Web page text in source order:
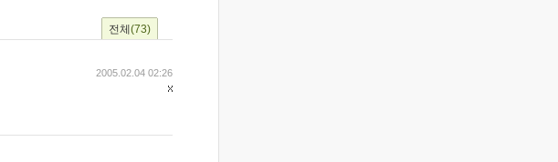
전체 (73)
2005.02.04 02:26